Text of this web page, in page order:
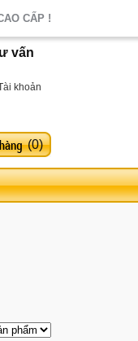
CẤP !
vấn
khoản
(0)